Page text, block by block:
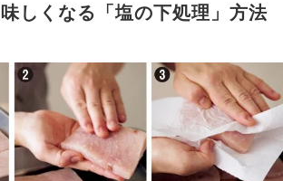
しくなる「塩の下処理」方法